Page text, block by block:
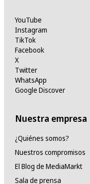
YouTube
Instagram
TikTok
Facebook
X
Twitter
WhatsApp
Google Discover
Nuestra empresa
¿Quiénes somos?
Nuestros compromisos
El Blog de MediaMarkt
Sala de prensa